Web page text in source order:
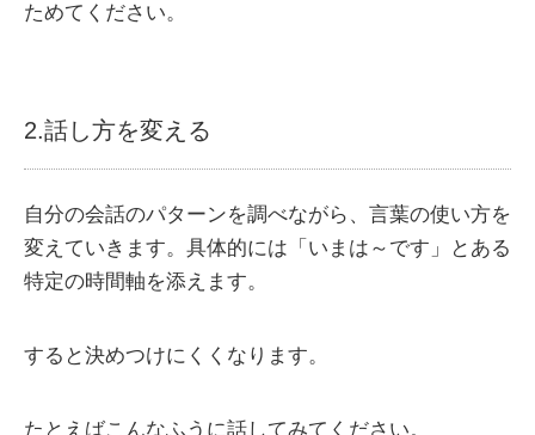
ためてください。
2.話し方を変える
自分の会話のパターンを調べながら、言葉の使い方を
変えていきます。具体的には「いまは～です」とある
特定の時間軸を添えます。
すると決めつけにくくなります。
たとえばこんなふうに話してみてください。